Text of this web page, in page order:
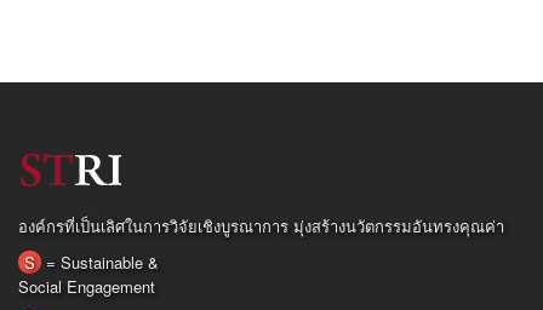
องค์กรที่เป็นเลิศในการวิจัยเชิงบูรณาการ มุ่งสร้างนวัตกรรมอันทรงคุณค่า
S = Sustainable &
Social Engagement